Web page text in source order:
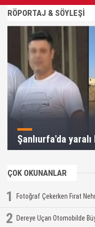
RÖPORTAJ & SÖYLEŞİ
Şanlıurfa'da
ÇOK OKUNANLAR
1 Fotoğraf Çekerken Fırat
2 Dereye Uçan Otomobilde